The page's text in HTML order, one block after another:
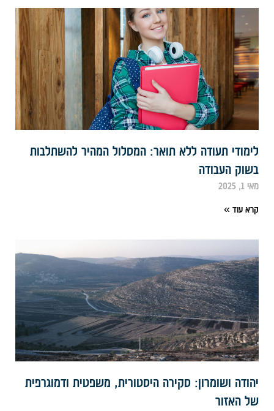
תעודה ללא תואר: המסלול המהיר להשתלבות
העבודה
עוד »
ושומרון: סקירה היסטורית, משפטית ודמוגרפית
האזור